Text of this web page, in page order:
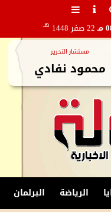
22 صفر 1448 هـ
مستشار التحرير
محمود نفادي
الرياضة البرلمان